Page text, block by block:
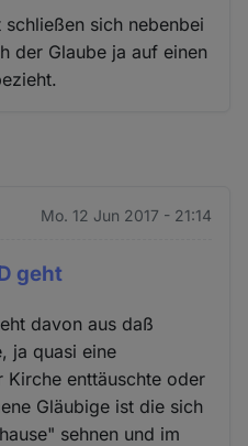
sich nebenbei
der Glaube ja auf einen
Mo. 12 Jun 2017 - 21:14
geht
davon aus daß
ja quasi eine
enttäuschte oder
Gläubige ist die sich
sehnen und im